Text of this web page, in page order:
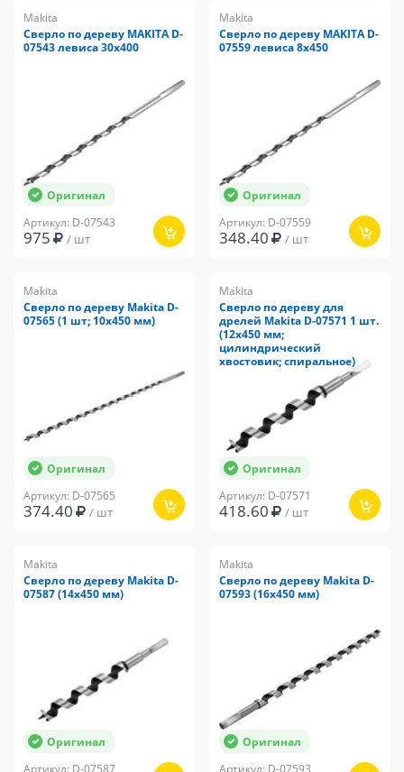
Makita
Сверло по дереву MAKITA D-
07543 левиса 30x400
Оригинал
Артикул: D-07543
975 / шт
Makita
Сверло по дереву MAKITA D-
07559 левиса 8x450
Оригинал
Артикул: D-07559
348.40 / шт
Makita
Сверло по дереву Makita D-
07565 (1 шт; 10x450 мм)
Оригинал
Артикул: D-07565
374.40 / шт
Makita
Сверло по дереву для
дрелей Makita D-07571 1 шт.
(12x450 мм;
цилиндрический
хвостовик; спиральное)
Оригинал
Артикул: D-07571
418.60 / шт
Makita
Сверло по дереву Makita D-
07587 (14х450 мм)
Оригинал
Артикул: D-07587
Makita
Сверло по дереву Makita D-
07593 (16х450 мм)
Оригинал
Артикул: D-07593